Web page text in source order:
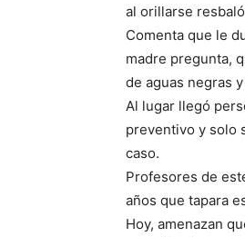
al orillarse
Comenta que le
madre pregunta,
de aguas negras
Al lugar llegó
preventivo y solo
caso.
Profesores de
años que tapara
Hoy, amenazan